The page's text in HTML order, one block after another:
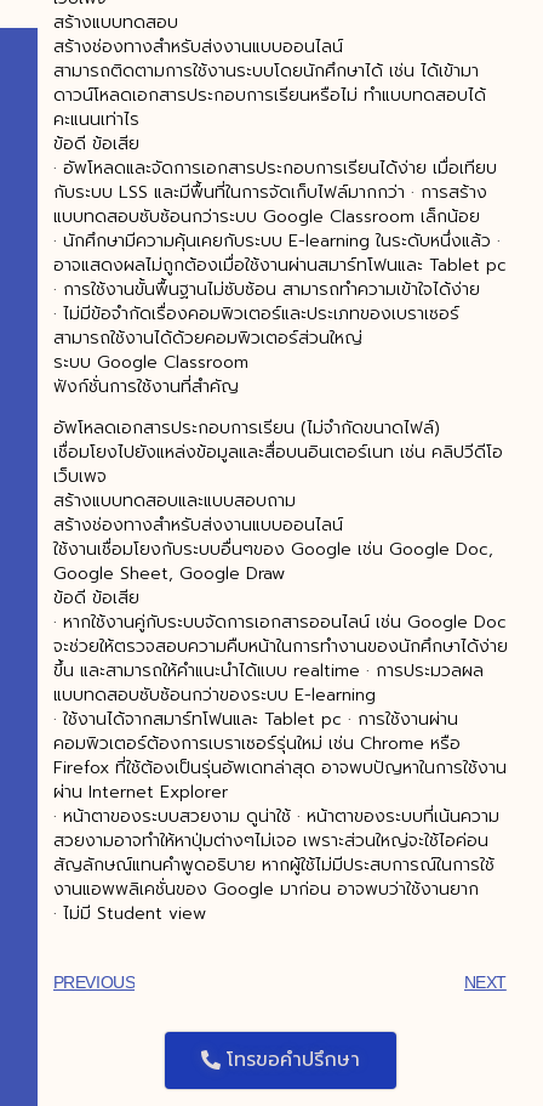
สร้างแบบทดสอบ
สร้างช่องทางสำหรับส่งงานแบบออนไลน์
สามารถติดตามการใช้งานระบบโดยนักศึกษาได้ เช่น ได้เข้ามา
ดาวน์โหลดเอกสารประกอบการเรียนหรือไม่ ทำแบบทดสอบได้
คะแนนเท่าไร
ข้อดี ข้อเสีย
· อัพโหลดและจัดการเอกสารประกอบการเรียนได้ง่าย เมื่อเทียบ
กับระบบ LSS และมีพื้นที่ในการจัดเก็บไฟล์มากกว่า · การสร้าง
แบบทดสอบซับซ้อนกว่าระบบ Google Classroom เล็กน้อย
· นักศึกษามีความคุ้นเคยกับระบบ E-learning ในระดับหนึ่งแล้ว ·
อาจแสดงผลไม่ถูกต้องเมื่อใช้งานผ่านสมาร์ทโฟนและ Tablet pc
· การใช้งานขั้นพื้นฐานไม่ซับซ้อน สามารถทำความเข้าใจได้ง่าย
· ไม่มีข้อจำกัดเรื่องคอมพิวเตอร์และประเภทของเบราเซอร์
สามารถใช้งานได้ด้วยคอมพิวเตอร์ส่วนใหญ่
ระบบ Google Classroom
ฟังก์ชั่นการใช้งานที่สำคัญ
อัพโหลดเอกสารประกอบการเรียน (ไม่จำกัดขนาดไฟล์)
เชื่อมโยงไปยังแหล่งข้อมูลและสื่อบนอินเตอร์เนท เช่น คลิปวีดีโอ
เว็บเพจ
สร้างแบบทดสอบและแบบสอบถาม
สร้างช่องทางสำหรับส่งงานแบบออนไลน์
ใช้งานเชื่อมโยงกับระบบอื่นๆของ Google เช่น Google Doc,
Google Sheet, Google Draw
ข้อดี ข้อเสีย
· หากใช้งานคู่กับระบบจัดการเอกสารออนไลน์ เช่น Google Doc
จะช่วยให้ตรวจสอบความคืบหน้าในการทำงานของนักศึกษาได้ง่าย
ขึ้น และสามารถให้คำแนะนำได้แบบ realtime · การประมวลผล
แบบทดสอบซับซ้อนกว่าของระบบ E-learning
· ใช้งานได้จากสมาร์ทโฟนและ Tablet pc · การใช้งานผ่าน
คอมพิวเตอร์ต้องการเบราเซอร์รุ่นใหม่ เช่น Chrome หรือ
Firefox ที่ใช้ต้องเป็นรุ่นอัพเดทล่าสุด อาจพบปัญหาในการใช้งาน
ผ่าน Internet Explorer
· หน้าตาของระบบสวยงาม ดูน่าใช้ · หน้าตาของระบบที่เน้นความ
สวยงามอาจทำให้หาปุ่มต่างๆไม่เจอ เพราะส่วนใหญ่จะใช้ไอค่อน
สัญลักษณ์แทนคำพูดอธิบาย หากผู้ใช้ไม่มีประสบการณ์ในการใช้
งานแอพพลิเคชั่นของ Google มาก่อน อาจพบว่าใช้งานยาก
· ไม่มี Student view
PREVIOUS NEXT
โทรขอคำปรึกษา